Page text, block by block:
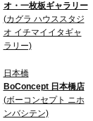
オ・一枚板ギャラリー
(カグラ ハウススタジ
オ イチマイイタギャ
ラリー)
日本橋
BoConcept 日本橋店
(ボーコンセプト ニホ
ンバシテン)